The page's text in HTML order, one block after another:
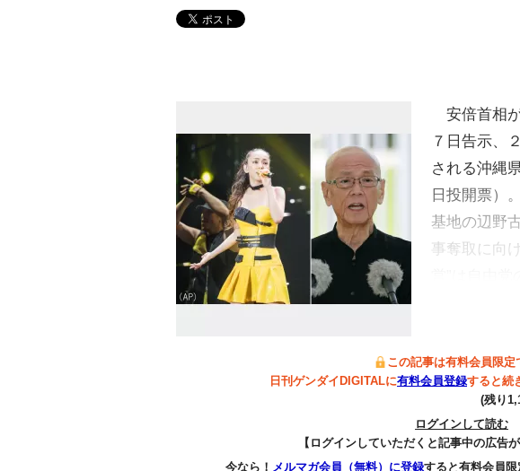
安倍首相
７日告示、
される沖縄
日投開票）
基地の辺野
事奪取に向
この記事は有料会員限定
日刊ゲンダイDIGITALに有料会員登録すると続
(残り
ログインして読む
【ログインしていただくと記事中の広告
今なら！ メルマガ会員（無料）に登録すると有料会員限